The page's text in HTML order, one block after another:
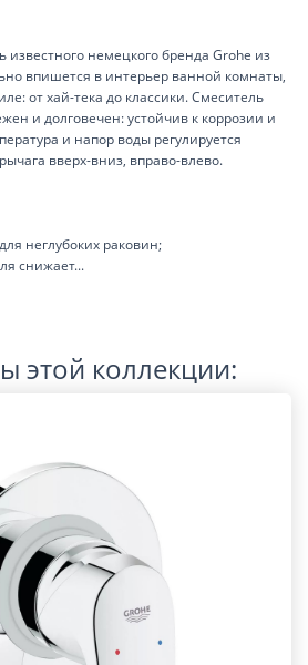
немецкого бренда Grohe из
впишется в интерьер ванной комнаты,
от хай-тека до классики. Смеситель
и долговечен: устойчив к коррозии и
и напор воды регулируется
вверх-вниз, вправо-влево.
неглубоких раковин;
снижает...
этой коллекции: